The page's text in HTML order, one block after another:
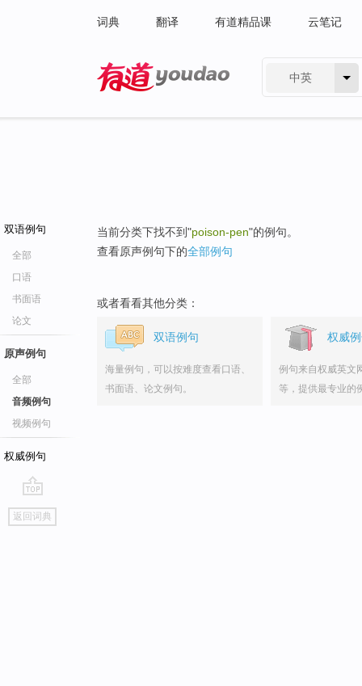
词典 翻译 有道精品课 云笔记
中英
双语例句
全部
口语
书面语
论文
原声例句
全部
音频例句
视频例句
权威例句
go
top
返回词典
当前分类下找不到"poison-pen"的例句。
查看原声例句下的全部例句
或者看看其他分类：
双语例句
海量例句，可以按难度查看口语、
书面语、论文例句。
权威
例句来自权威英文
等，提供最专业的